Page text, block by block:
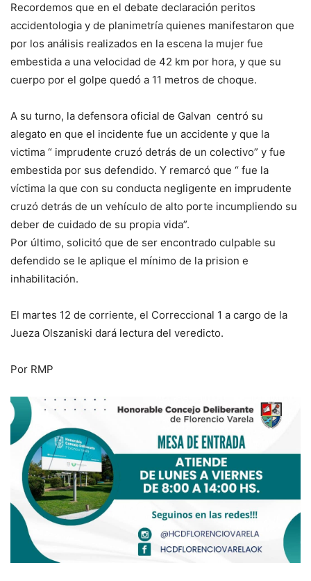
Recordemos que en el debate declaración peritos
accidentologia y de planimetría quienes manifestaron que
por los análisis realizados en la escena la mujer fue
embestida a una velocidad de 42 km por hora, y que su
cuerpo por el golpe quedó a 11 metros de choque.
A su turno, la defensora oficial de Galvan centró su
alegato en que el incidente fue un accidente y que la
victima “ imprudente cruzó detrás de un colectivo” y fue
embestida por sus defendido. Y remarcó que “ fue la
víctima la que con su conducta negligente en imprudente
cruzó detrás de un vehículo de alto porte incumpliendo su
deber de cuidado de su propia vida”.
Por último, solicitó que de ser encontrado culpable su
defendido se le aplique el mínimo de la prision e
inhabilitación.
El martes 12 de corriente, el Correccional 1 a cargo de la
Jueza Olszaniski dará lectura del veredicto.
Por RMP